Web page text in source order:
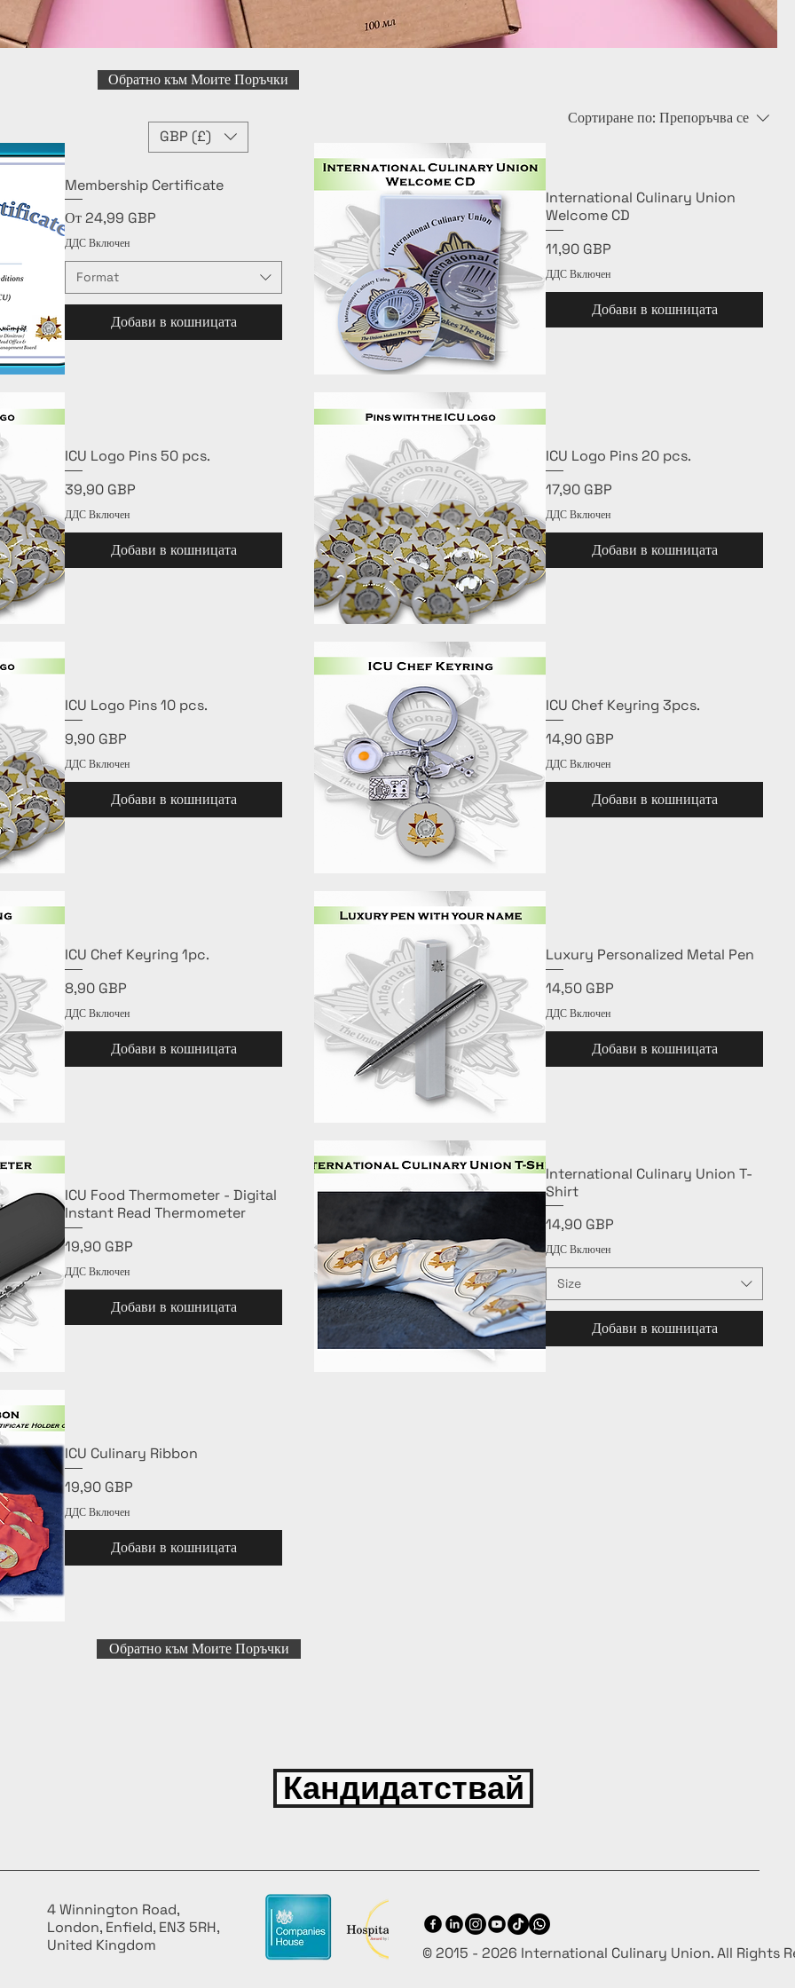
Сортиране по: Препоръчва се
Membership Certificate
От24,99 GBP
Продажна цена
ДДС Включен
Format
Добави в кошницата
Бърз преглед
International Culinary Union
Welcome CD
Цена
11,90 GBP
ДДС Включен
Добави в кошницата
ICU Logo Pins 50 pcs.
Цена
39,90 GBP
ДДС Включен
Добави в кошницата
Бърз преглед
ICU Logo Pins 20 pcs.
Цена
17,90 GBP
ДДС Включен
Добави в кошницата
ICU Logo Pins 10 pcs.
Цена
9,90 GBP
ДДС Включен
Добави в кошницата
Бърз преглед
ICU Chef Keyring 3pcs.
Цена
14,90 GBP
ДДС Включен
Добави в кошницата
ICU Chef Keyring 1pc.
Цена
8,90 GBP
ДДС Включен
Добави в кошницата
Бърз преглед
Luxury Personalized Metal Pen
Цена
14,50 GBP
ДДС Включен
Добави в кошницата
ICU Food Thermometer - Digital
Instant Read Thermometer
Цена
19,90 GBP
ДДС Включен
Добави в кошницата
International Culinary Union T-
Shirt
Цена
14,90 GBP
ДДС Включен
Size
Добави в кошницата
ICU Culinary Ribbon
Цена
19,90 GBP
ДДС Включен
Добави в кошницата
Обратно към Моите Поръчки
GBP (£)
Обратно към Моите Поръчки
Кандидатствай
4 Winnington Road,
London, Enfield, EN3 5RH,
United Kingdom
© 2015 - 2026 International Culinary Union. All Rights